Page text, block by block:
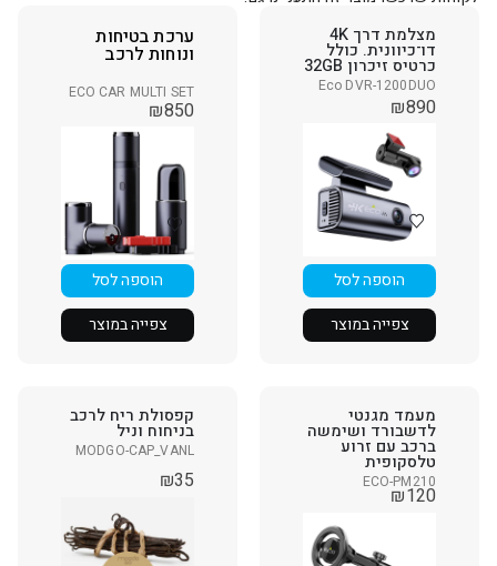
מצלמת דרך 4K
דו־כיוונית. כולל
כרטיס זיכרון 32GB
Eco DVR-1200DUO
₪890
הוספה לסל
צפייה במוצר
ערכת בטיחות
ונוחות לרכב
ECO CAR MULTI SET
₪850
הוספה לסל
צפייה במוצר
מעמד מגנטי
לדשבורד ושימשה
ברכב עם זרוע
טלסקופית
ECO-PM210
₪120
קפסולת ריח לרכב
בניחוח וניל
MODGO-CAP_VANL
₪35